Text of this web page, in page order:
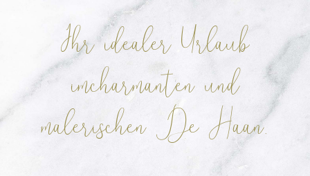
Ihr idealer Urlaub
imcharmanten und
malerischen De Haan.